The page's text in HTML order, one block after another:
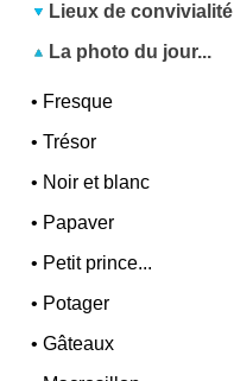
Lieux de convivialité
La photo du jour...
• Fresque
•Trésor
• Noir et blanc
• Papaver
• Petit prince...
• Potager
•Gâteaux